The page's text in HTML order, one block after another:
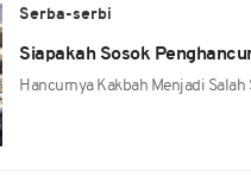
Serba-serbi
Siapakah Sosok
Hancurnya Kakbah Menjadi Salah